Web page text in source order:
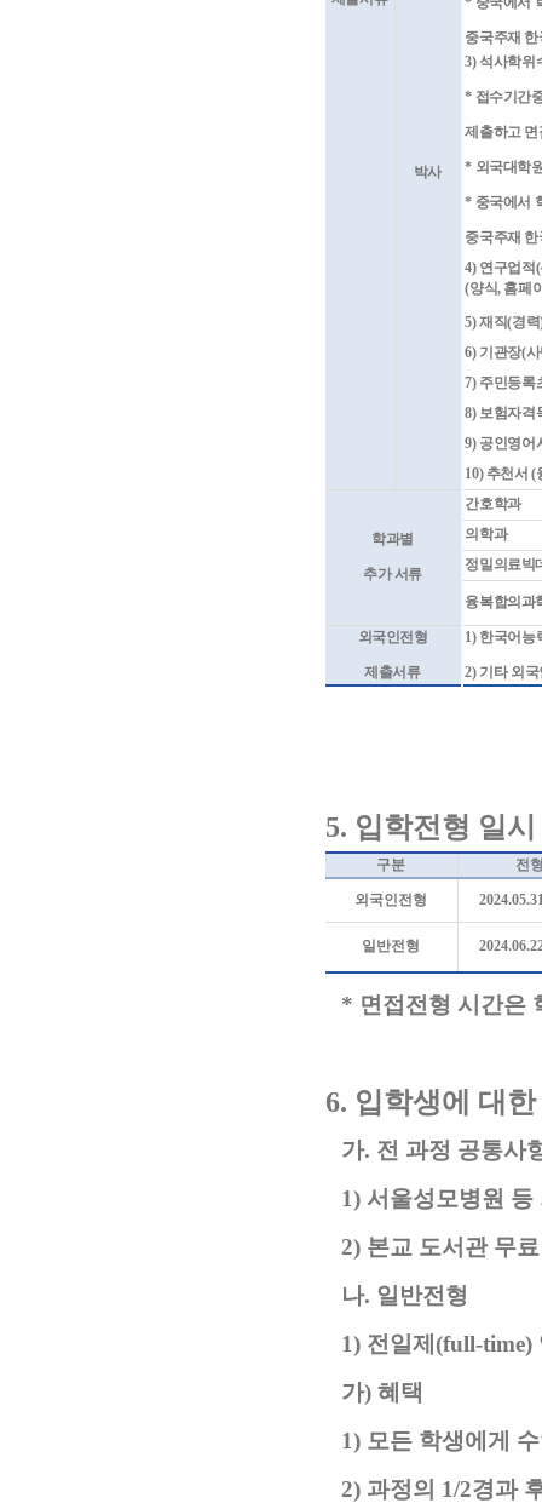
박사
중국주재
3)석사학위
* 접수기간
제출하고
* 외국대학
* 중국에서
중국주재
4) 연구업적(
(양식, 홈페
5)재직(경력
6) 기관장(
7) 주민등록
8) 보험자격
9) 공인영어
10) 추천서(
학과별
추가 서류
간호학과
의학과
정밀의료빅
융복합의과
외국인전형
제출서류
1) 한국어능
2) 기타 외
5. 입학전형 일
구분 전
외국인전형
일반전형
* 면접전형 시간은
6. 입학생에 대
가. 전 과정 공통사
1) 서울성모병원
2) 본교 도서관 무
나. 일반전형
1) 전일제 (full-time)
가) 혜택
1) 모든 학생에게
2) 과정의 1/2경과